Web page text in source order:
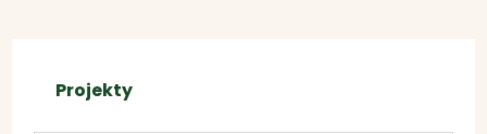
Projekty